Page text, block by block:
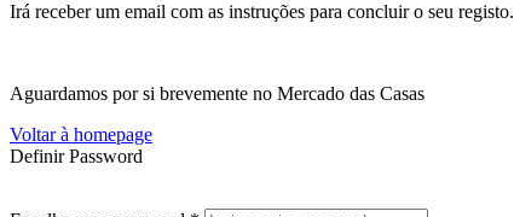
Irá receber um email com as instruções para concluir o seu registo.
Aguardamos por si brevemente no Mercado das Casas
Voltar à homepage
Definir Password